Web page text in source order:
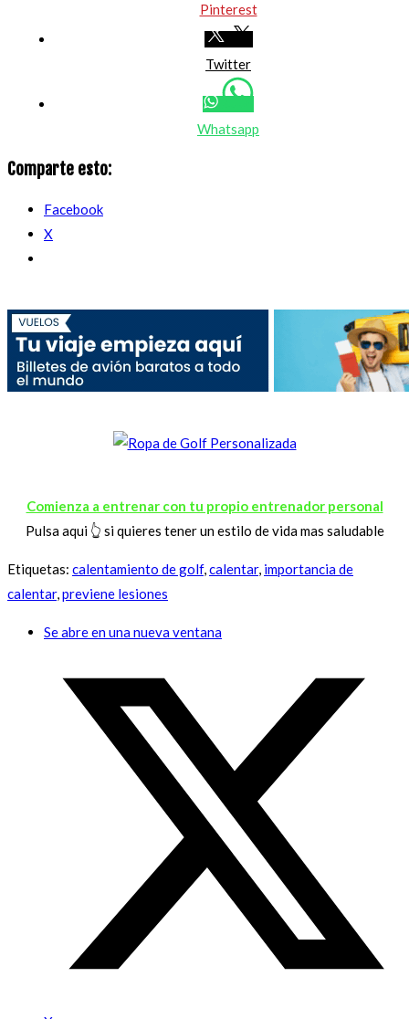
Pinterest
Twitter
Whatsapp
Comparte esto:
Facebook
X
Comienza a entrenar con tu propio entrenador personal
Pulsa aqui 👆 si quieres tener un estilo de vida mas saludable
Etiquetas: calentamiento de golf,calentar, importancia de
calentar,previene lesiones
Se abre en una nueva ventana